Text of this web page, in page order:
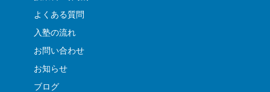
よくある質問
入塾の流れ
お問い合わせ
お知らせ
ブログ